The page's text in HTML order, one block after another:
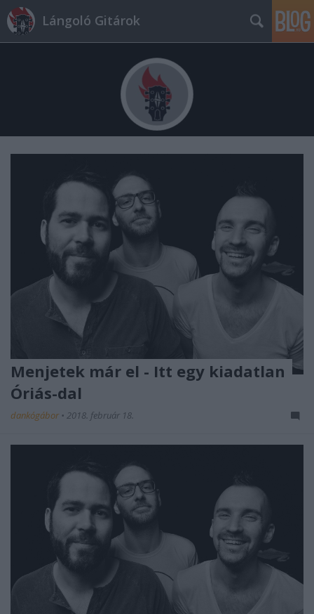
Lángoló Gitárok
Menjetek már el - Itt egy kiadatlan
Óriás-dal
dankógábor • 2018. február 18.